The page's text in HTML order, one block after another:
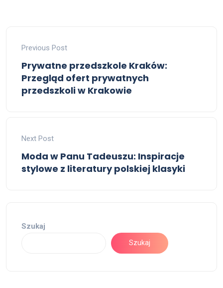
Previous Post
Prywatne przedszkole Kraków:
Przegląd ofert prywatnych
przedszkoli w Krakowie
Next Post
Moda w Panu Tadeuszu: Inspiracje
stylowe z literatury polskiej klasyki
Szukaj
Szukaj